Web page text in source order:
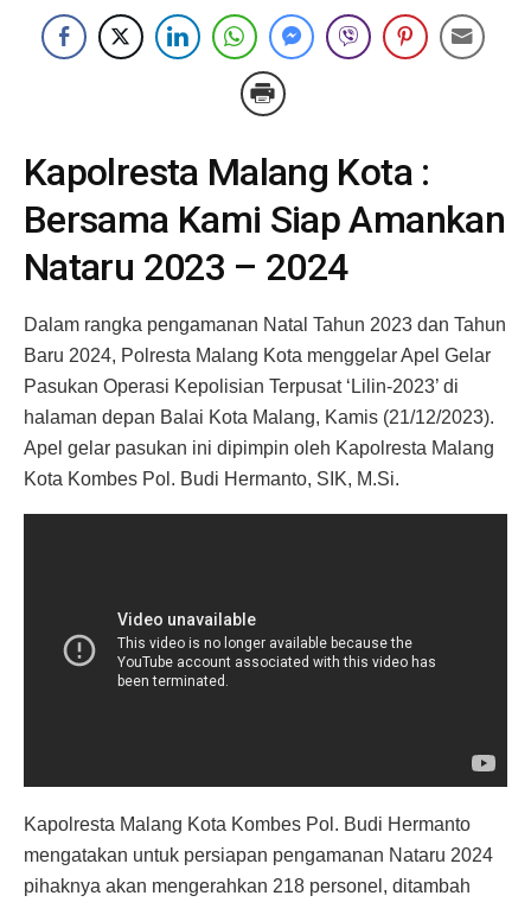
Kapolresta Malang Kota :
Bersama Kami Siap Amankan
Nataru 2023 – 2024
Dalam rangka pengamanan Natal Tahun 2023 dan Tahun
Baru 2024, Polresta Malang Kota menggelar Apel Gelar
Pasukan Operasi Kepolisian Terpusat ‘Lilin-2023’ di
halaman depan Balai Kota Malang, Kamis (21/12/2023).
Apel gelar pasukan ini dipimpin oleh Kapolresta Malang
Kota Kombes Pol. Budi Hermanto, SIK, M.Si.
Kapolresta Malang Kota Kombes Pol. Budi Hermanto
mengatakan untuk persiapan pengamanan Nataru 2024
pihaknya akan mengerahkan 218 personel, ditambah